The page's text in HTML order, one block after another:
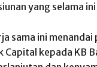
yang selama
sama ini
Capital kepada KB